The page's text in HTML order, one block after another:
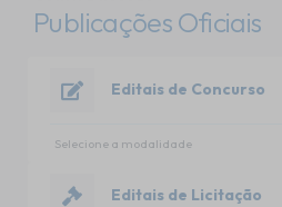
Publicações Oficiais
Editais de Concurso
Editais de Licitação